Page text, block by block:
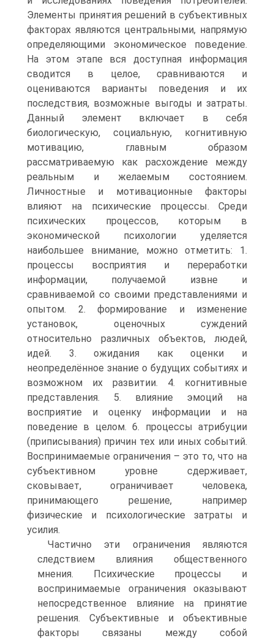
Элементы принятия решений в субъективных
факторах являются центральными, напрямую
определяющими экономическое поведение.
На этом этапе вся доступная информация
сводится в целое, сравниваются и
оцениваются варианты поведения и их
последствия, возможные выгоды и затраты.
Данный элемент включает в себя
биологическую, социальную, когнитивную
мотивацию, главным образом
рассматриваемую как расхождение между
реальным и желаемым состоянием.
Личностные и мотивационные факторы
влияют на психические процессы. Среди
психических процессов, которым в
экономической психологии уделяется
наибольшее внимание, можно отметить: 1.
процессы восприятия и переработки
информации, получаемой извне и
сравниваемой со своими представлениями и
опытом. 2. формирование и изменение
установок, оценочных суждений
относительно различных объектов, людей,
идей. 3. ожидания как оценки и
неопределённое знание о будущих событиях и
возможном их развитии. 4. когнитивные
представления. 5. влияние эмоций на
восприятие и оценку информации и на
поведение в целом. 6. процессы атрибуции
(приписывания) причин тех или иных событий.
Воспринимаемые ограничения – это то, что на
субъективном уровне сдерживает,
сковывает, ограничивает человека,
принимающего решение, например
физические и психологические затраты и
усилия.
Частично эти ограничения являются
следствием влияния общественного
мнения. Психические процессы и
воспринимаемые ограничения оказывают
непосредственное влияние на принятие
решения. Субъективные и объективные
факторы связаны между собой